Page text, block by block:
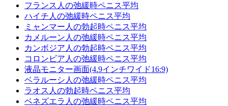
フランス人の弛緩時ペニス平均
ハイチ人の弛緩時ペニス平均
ミャンマー人の勃起時ペニス平均
カメルーン人の弛緩時ペニス平均
カンボジア人の勃起時ペニス平均
コロンビア人の弛緩時ペニス平均
液晶モニター画面(4.9インチワイド16:9)
ベラルーシ人の弛緩時ペニス平均
ラオス人の勃起時ペニス平均
ベネズエラ人の弛緩時ペニス平均